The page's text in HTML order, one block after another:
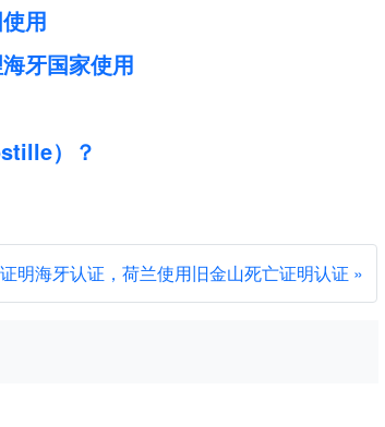
用
牙国家使用
）？
明海牙认证，荷兰使用旧金山死亡证明认证